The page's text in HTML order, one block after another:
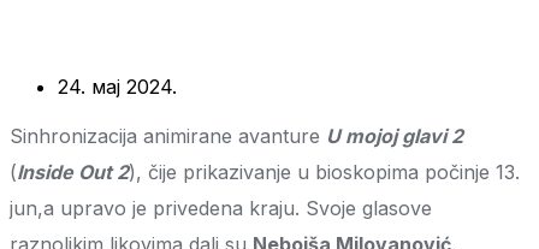
24. мај 2024.
Sinhronizacija animirane avanture U mojoj glavi 2
(Inside Out 2), čije prikazivanje u bioskopima počinje 13.
jun,a upravo je privedena kraju. Svoje glasove
raznolikim likovima dali su Nebojša Milovanović,